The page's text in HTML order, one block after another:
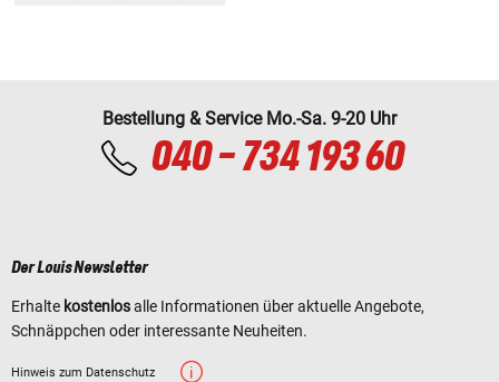
Bestellung & Service Mo.-Sa. 9-20 Uhr
040 - 734 193 60
Der Louis Newsletter
Erhalte kostenlosalle Informationen über aktuelle Angebote,
Schnäppchen oder interessante Neuheiten.
Hinweis zum Datenschutz